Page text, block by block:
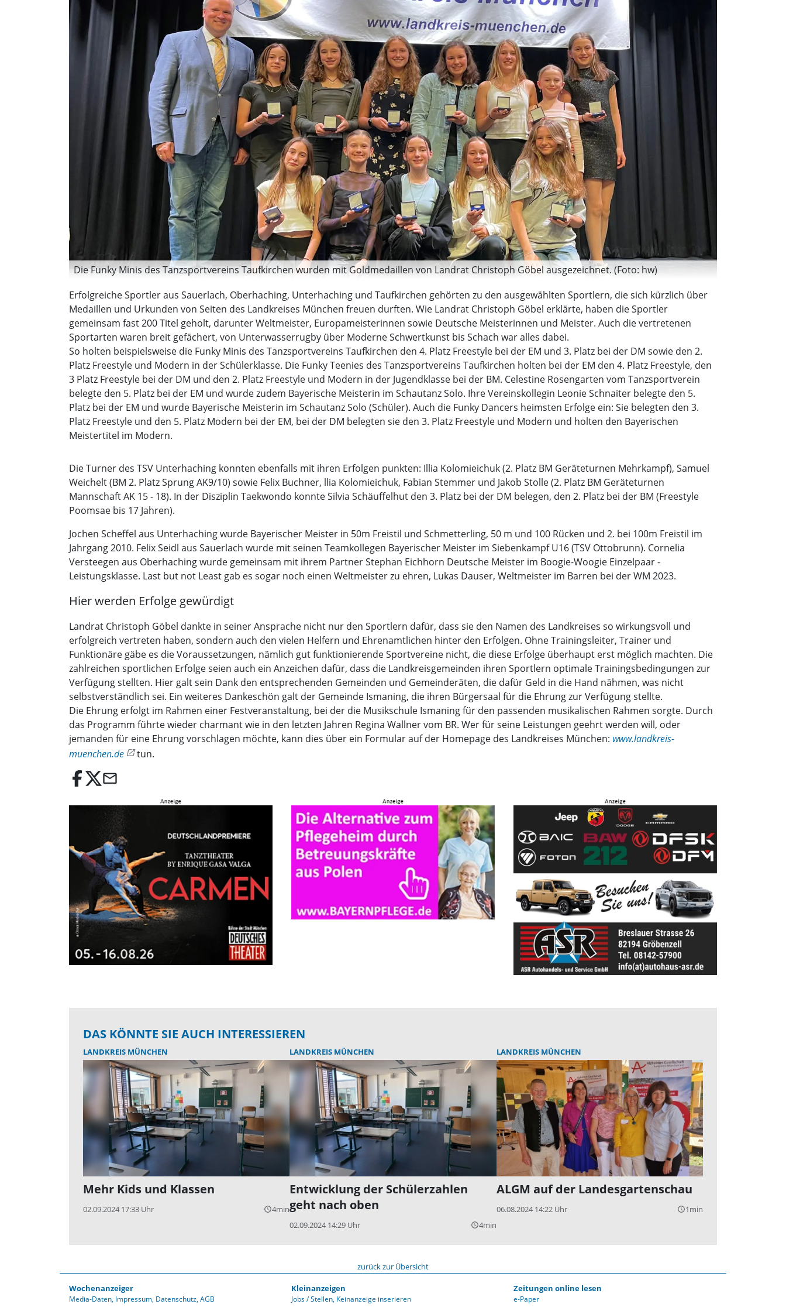
Die Funky Minis des Tanzsportvereins Taufkirchen wurden mit Goldmedaillen von Landrat Christoph Göbel ausgezeichnet. (Foto: hw)
Erfolgreiche Sportler aus Sauerlach, Oberhaching, Unterhaching und Taufkirchen gehörten zu den ausgewählten Sportlern, die sich kürzlich über
Medaillen und Urkunden von Seiten des Landkreises München freuen durften. Wie Landrat Christoph Göbel erklärte, haben die Sportler
gemeinsam fast 200 Titel geholt, darunter Weltmeister, Europameisterinnen sowie Deutsche Meisterinnen und Meister. Auch die vertretenen
Sportarten waren breit gefächert, von Unterwasserrugby über Moderne Schwertkunst bis Schach war alles dabei.
So holten beispielsweise die Funky Minis des Tanzsportvereins Taufkirchen den 4. Platz Freestyle bei der EM und 3. Platz bei der DM sowie den 2.
Platz Freestyle und Modern in der Schülerklasse. Die Funky Teenies des Tanzsportvereins Taufkirchen holten bei der EM den 4. Platz Freestyle, den
3 Platz Freestyle bei der DM und den 2. Platz Freestyle und Modern in der Jugendklasse bei der BM. Celestine Rosengarten vom Tanzsportverein
belegte den 5. Platz bei der EM und wurde zudem Bayerische Meisterin im Schautanz Solo. Ihre Vereinskollegin Leonie Schnaiter belegte den 5.
Platz bei der EM und wurde Bayerische Meisterin im Schautanz Solo (Schüler). Auch die Funky Dancers heimsten Erfolge ein: Sie belegten den 3.
Platz Freestyle und den 5. Platz Modern bei der EM, bei der DM belegten sie den 3. Platz Freestyle und Modern und holten den Bayerischen
Meistertitel im Modern.
Die Turner des TSV Unterhaching konnten ebenfalls mit ihren Erfolgen punkten: Illia Kolomieichuk (2. Platz BM Geräteturnen Mehrkampf), Samuel
Weichelt (BM 2. Platz Sprung AK9/10) sowie Felix Buchner, llia Kolomieichuk, Fabian Stemmer und Jakob Stolle (2. Platz BM Geräteturnen
Mannschaft AK 15 - 18). In der Disziplin Taekwondo konnte Silvia Schäuffelhut den 3. Platz bei der DM belegen, den 2. Platz bei der BM (Freestyle
Poomsae bis 17 Jahren).
Jochen Scheffel aus Unterhaching wurde Bayerischer Meister in 50m Freistil und Schmetterling, 50 m und 100 Rücken und 2. bei 100m Freistil im
Jahrgang 2010. Felix Seidl aus Sauerlach wurde mit seinen Teamkollegen Bayerischer Meister im Siebenkampf U16 (TSV Ottobrunn). Cornelia
Versteegen aus Oberhaching wurde gemeinsam mit ihrem Partner Stephan Eichhorn Deutsche Meister im Boogie-Woogie Einzelpaar -
Leistungsklasse. Last but not Least gab es sogar noch einen Weltmeister zu ehren, Lukas Dauser, Weltmeister im Barren bei der WM 2023.
Hier werden Erfolge gewürdigt
Landrat Christoph Göbel dankte in seiner Ansprache nicht nur den Sportlern dafür, dass sie den Namen des Landkreises so wirkungsvoll und
erfolgreich vertreten haben, sondern auch den vielen Helfern und Ehrenamtlichen hinter den Erfolgen. Ohne Trainingsleiter, Trainer und
Funktionäre gäbe es die Voraussetzungen, nämlich gut funktionierende Sportvereine nicht, die diese Erfolge überhaupt erst möglich machten. Die
zahlreichen sportlichen Erfolge seien auch ein Anzeichen dafür, dass die Landkreisgemeinden ihren Sportlern optimale Trainingsbedingungen zur
Verfügung stellten. Hier galt sein Dank den entsprechenden Gemeinden und Gemeinderäten, die dafür Geld in die Hand nähmen, was nicht
selbstverständlich sei. Ein weiteres Dankeschön galt der Gemeinde Ismaning, die ihren Bürgersaal für die Ehrung zur Verfügung stellte.
Die Ehrung erfolgt im Rahmen einer Festveranstaltung, bei der die Musikschule Ismaning für den passenden musikalischen Rahmen sorgte. Durch
das Programm führte wieder charmant wie in den letzten Jahren Regina Wallner vom BR. Wer für seine Leistungen geehrt werden will, oder
jemanden für eine Ehrung vorschlagen möchte, kann dies über ein Formular auf der Homepage des Landkreises München: www.landkreis-
muenchen.de
tun.
email
DAS KÖNNTE SIE AUCH INTERESSIEREN
LANDKREIS MÜNCHEN
Mehr Kids und Klassen
02.09.2024 17:33 Uhr query_builder4min
LANDKREIS MÜNCHEN
Entwicklung der Schülerzahlen
geht nach oben
02.09.2024 14:29 Uhr query_builder4min
LANDKREIS MÜNCHEN
ALGM auf der Landesgartenschau
06.08.2024 14:22 Uhr query_builder1min
zurück zur Übersicht
Wochenanzeiger
Media-Daten Impressum Datenschutz AGB
Kleinanzeigen
Jobs / Stellen Keinanzeige inserieren
Zeitungen online lesen
e-Paper